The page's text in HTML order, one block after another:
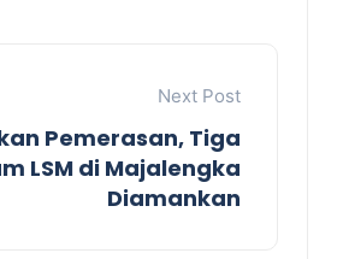
Next Post
Pemerasan, Tiga
LSM di Majalengka
Diamankan